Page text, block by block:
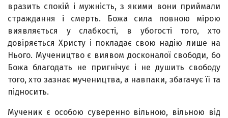
вразить спокій і мужність, з якими вони приймали
страждання і смерть. Божа сила повною мірою
виявляється у слабкості, в убогості того, хто
довіряється Христу і покладає свою надію лише на
Нього. Мучеництво є виявом досконалої свободи, бо
Божа благодать не пригнічує і не душить свободу
того, хто зазнає мучеництва, а навпаки, збагачує її та
підносить.
Мученик є особою суверенно вільною, вільною від